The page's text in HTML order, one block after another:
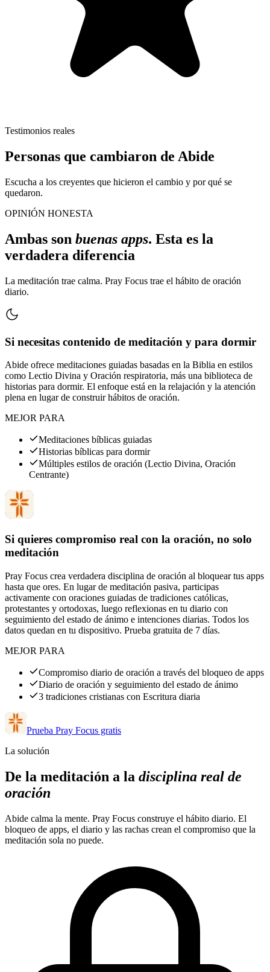
Testimonios reales
Personas que cambiaron de Abide
Escucha a los creyentes que hicieron el cambio y por qué se
quedaron.
OPINIÓN HONESTA
Ambas son buenas apps. Esta es la
verdadera diferencia
La meditación trae calma. Pray Focus trae el hábito de oración
diario.
Si necesitas contenido de meditación y para dormir
Abide ofrece meditaciones guiadas basadas en la Biblia en estilos
como Lectio Divina y Oración respiratoria, más una biblioteca de
historias para dormir. El enfoque está en la relajación y la atención
plena en lugar de construir hábitos de oración.
MEJOR PARA
Meditaciones bíblicas guiadas
Historias bíblicas para dormir
Múltiples estilos de oración (Lectio Divina, Oración
Centrante)
Si quieres compromiso real con la oración, no solo
meditación
Pray Focus crea verdadera disciplina de oración al bloquear tus apps
hasta que ores. En lugar de meditación pasiva, participas
activamente con oraciones guiadas de tradiciones católicas,
protestantes y ortodoxas, luego reflexionas en tu diario con
seguimiento del estado de ánimo e intenciones diarias. Todos los
datos quedan en tu dispositivo. Prueba gratuita de 7 días.
MEJOR PARA
Compromiso diario de oración a través del bloqueo de apps
Diario de oración y seguimiento del estado de ánimo
3 tradiciones cristianas con Escritura diaria
Prueba Pray Focus gratis
La solución
De la meditación a la disciplina real de
oración
Abide calma la mente. Pray Focus construye el hábito diario. El
bloqueo de apps, el diario y las rachas crean el compromiso que la
meditación sola no puede.